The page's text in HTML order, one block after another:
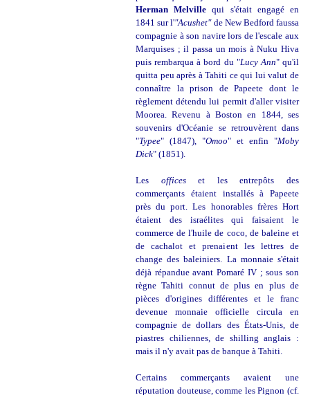
Herman Melville qui s'était engagé en
1841 sur l'"Acushet"de New Bedford faussa
compagnie à son navire lors de l'escale aux
Marquises ; il passa un mois à Nuku Hiva
puis rembarqua à bord du "Lucy Ann" qu'il
quitta peu après à Tahiti ce qui lui valut de
connaître la prison de Papeete dont le
règlement détendu lui permit d'aller visiter
Moorea. Revenu à Boston en 1844, ses
souvenirs d'Océanie se retrouvèrent dans
"Typee" (1847), "Omoo" et enfin "Moby
Dick" (1851).
Les officeset les entrepôts des
commerçants étaient installés à Papeete
près du port. Les honorables frères Hort
étaient des israélites qui faisaient le
commerce de l'huile de coco, de baleine et
de cachalot et prenaient les lettres de
change des baleiniers. La monnaie s'était
déjà répandue avant Pomaré IV ; sous son
règne Tahiti connut de plus en plus de
pièces d'origines différentes et le franc
devenue monnaie officielle circula en
compagnie de dollars des États-Unis, de
piastres chiliennes, de shilling anglais :
mais il n'y avait pas de banque à Tahiti.
Certains commerçants avaient une
réputation douteuse, comme les Pignon (cf.